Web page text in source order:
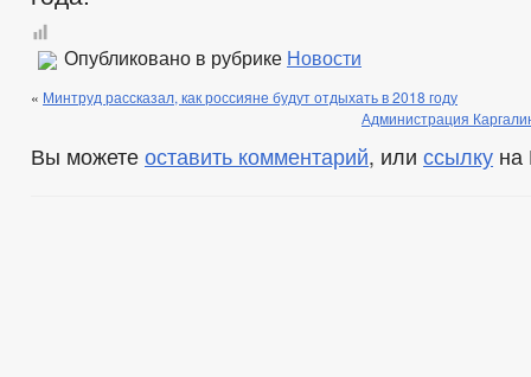
Опубликовано в рубрике Новости
« Минтруд рассказал, как россияне будут отдыхать в 2018 году
Администрация
Вы можете оставить комментарий, или ссылку на